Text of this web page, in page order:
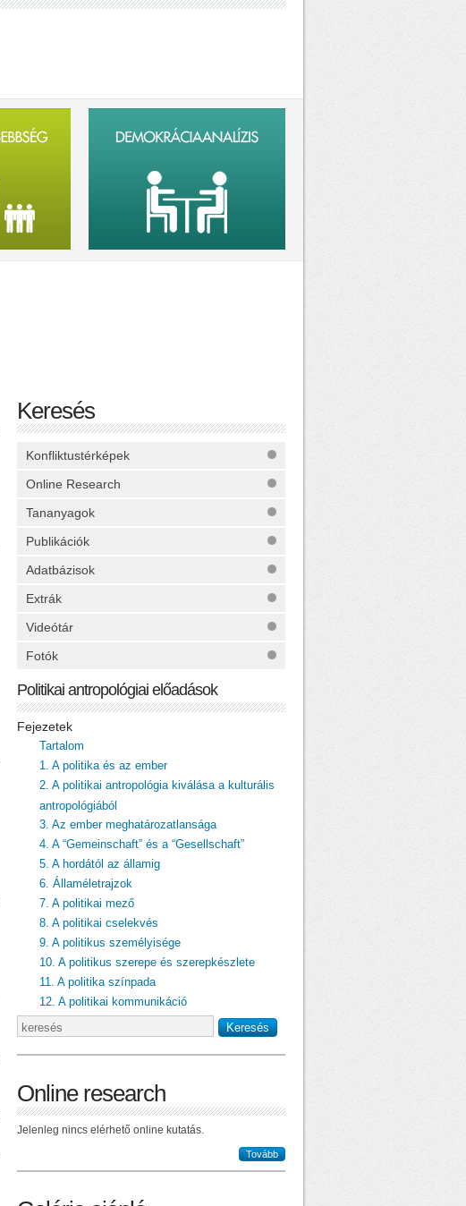
Keresés
Konfliktustérképek
Online Research
Tananyagok
Publikációk
Adatbázisok
Extrák
Videótár
Fotók
Politikai antropológiai előadások
Fejezetek
Tartalom
1. A politika és az ember
2. A politikai antropológia kiválása a kulturális
antropológiából
3. Az ember meghatározatlansága
4. A “Gemeinschaft” és a “Gesellschaft”
5. A hordától az államig
6. Államéletrajzok
7. A politikai mező
8. A politikai cselekvés
9. A politikus személyisége
10. A politikus szerepe és szerepkészlete
11. A politika színpada
12. A politikai kommunikáció
Online research
Jelenleg nincs elérhető online kutatás.
Tovább